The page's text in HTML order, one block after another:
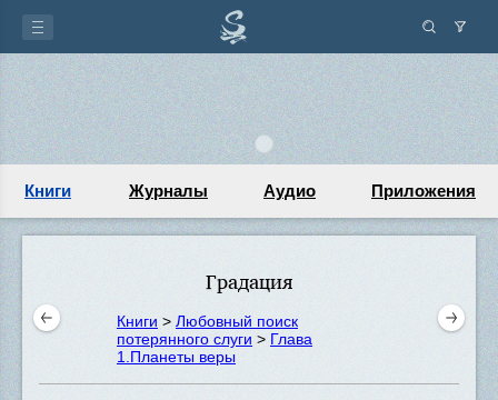
Книги Журналы Аудио Приложения
Градация
Книги > Любовный поиск
потерянного слуги > Глава
1.Планеты веры